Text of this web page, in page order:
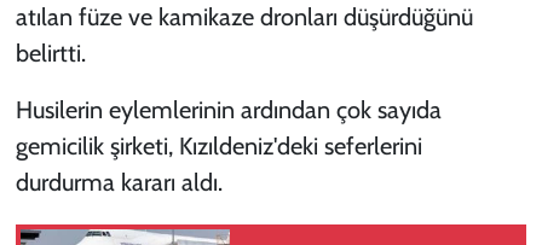
atılan füze ve kamikaze dronları düşürdüğünü
belirtti.
Husilerin eylemlerinin ardından çok sayıda
gemicilik şirketi, Kızıldeniz'deki seferlerini
durdurma kararı aldı.